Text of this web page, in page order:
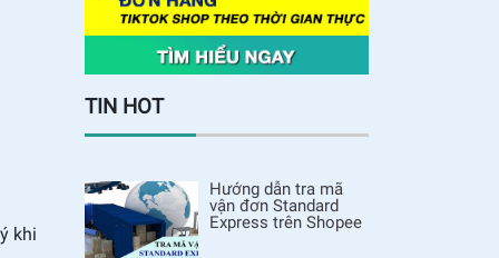
khi
TIN HOT
Hướng dẫn tra mã
vận đơn Standard
Express trên Shopee